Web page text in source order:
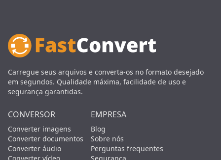
Carregue seus arquivos e converta-os no formato desejado
em segundos. Qualidade máxima, facilidade de uso e
segurança garantidas.
CONVERSOR
Converter imagens
Converter documentos
Converter áudio
EMPRESA
Blog
Sobre nós
Perguntas frequentes